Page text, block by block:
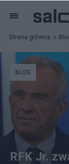
Strona główna
BLOG
RFK Jr.